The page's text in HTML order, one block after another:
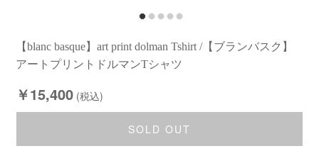
【blanc basque】art print dolman Tshirt /【ブランバスク】
アートプリントドルマンTシャツ
￥15,400 (税込)
SOLD OUT